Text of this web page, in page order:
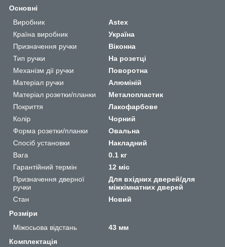
Основні
Виробник
Astex
Країна виробник
Україна
Призначення ручки
Віконна
Тип ручки
На розетці
Механізм дії ручки
Поворотна
Матеріал ручки
Алюміній
Матеріал розетки/планки
Металопластик
Покриття
Лакофарбове
Колір
Чорний
Форма розетки/планки
Овальна
Спосіб установки
Накладний
Вага
0.1 кг
Гарантійний термін
12 міс
Призначення дверної
ручки
Для вхідних дверей/для
міжкімнатних дверей
Стан
Новий
Розміри
Міжосьова відстань
43 мм
Комплектація